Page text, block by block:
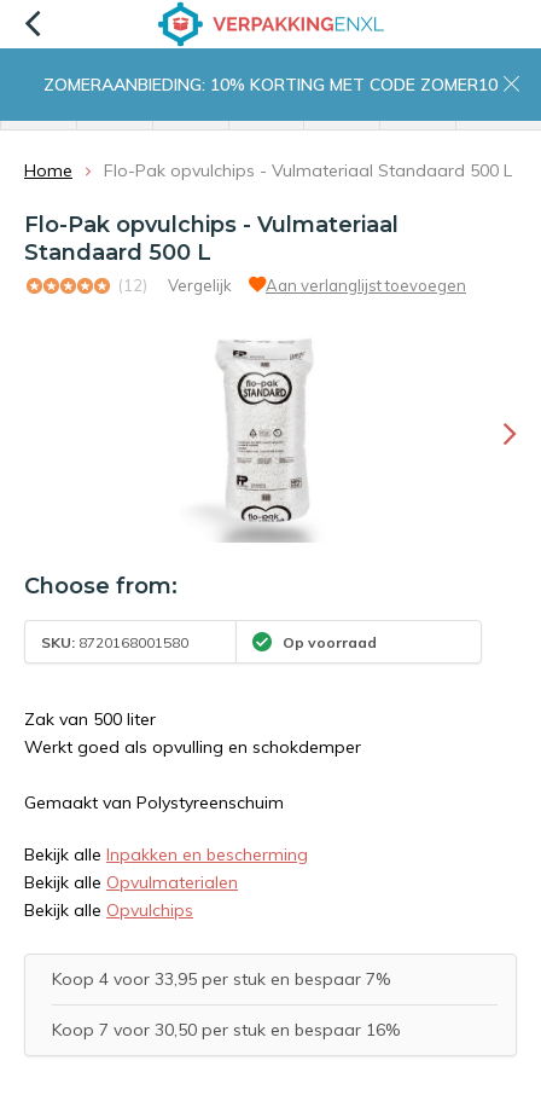
ZOMERAANBIEDING: 10% KORTING MET CODE ZOMER10
Home Flo-Pak opvulchips - Vulmateriaal Standaard 500 L
Flo-Pak opvulchips - Vulmateriaal
Standaard 500 L
(12) Vergelijk Aan verlanglijst toevoegen
Choose from:
SKU: 8720168001580 Op voorraad
Zak van 500 liter
Werkt goed als opvulling en schokdemper
Gemaakt van Polystyreenschuim
Bekijk alle Inpakken en bescherming
Bekijk alle Opvulmaterialen
Bekijk alle Opvulchips
Koop 4 voor 33,95 per stuk en bespaar 7%
Koop 7 voor 30,50 per stuk en bespaar 16%